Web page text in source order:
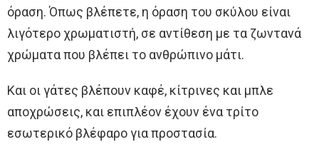
όραση. Όπως βλέπετε, η όραση του σκύλου είναι
λιγότερο χρωματιστή, σε αντίθεση με τα ζωντανά
χρώματα που βλέπει το ανθρώπινο μάτι.
Και οι γάτες βλέπουν καφέ, κίτρινες και μπλε
αποχρώσεις, και επιπλέον έχουν ένα τρίτο
εσωτερικό βλέφαρο για προστασία.